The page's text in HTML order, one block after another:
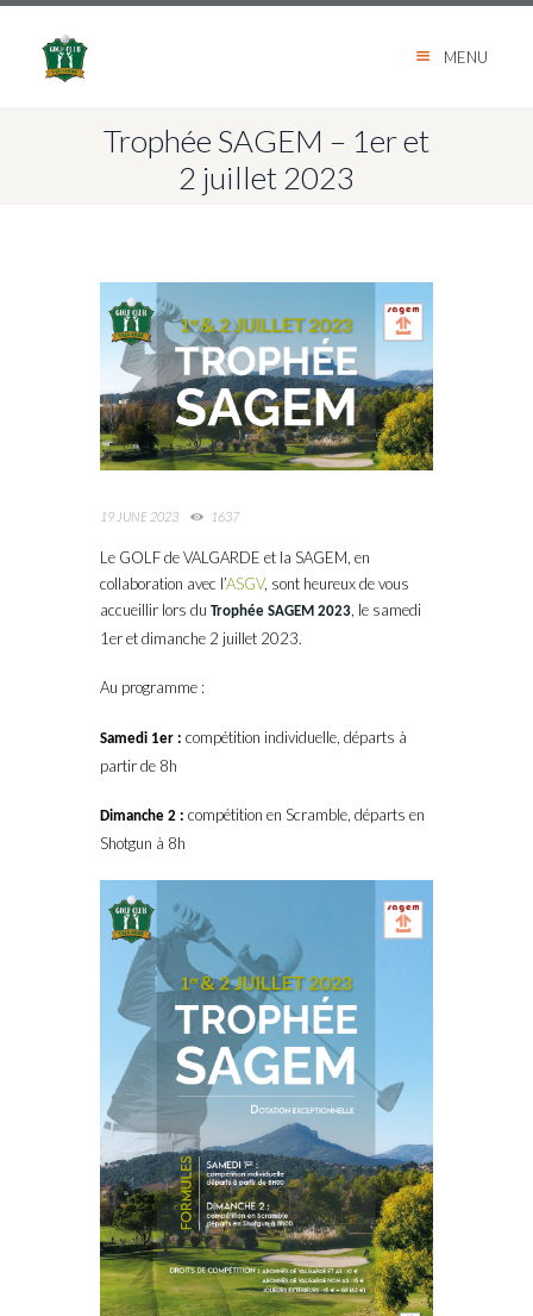
MENU
Trophée SAGEM – 1er et
2 juillet 2023
19 JUNE 2023 1637
Le GOLF de VALGARDE et la SAGEM, en
collaboration avec l’ASGV, sont heureux de vous
accueillir lors du Trophée SAGEM 2023 , le samedi
1er et dimanche 2 juillet 2023.
Au programme :
Samedi 1er : compétition individuelle, départs à
partir de 8h
Dimanche 2 : compétition en Scramble, départs en
Shotgun à 8h